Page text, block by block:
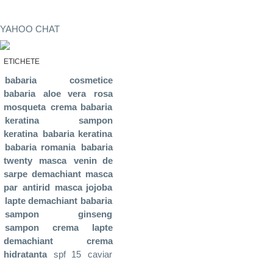
YAHOO CHAT
ETICHETE
babaria
cosmetice
babaria
aloe vera
rosa
mosqueta crema babaria
keratina
sampon
keratina babaria keratina
babaria romania
babaria
twenty
masca
venin de
sarpe demachiant masca
par antirid masca jojoba
lapte demachiant babaria
sampon ginseng
sampon
crema
lapte
demachiant
crema
hidratanta
spf 15
caviar